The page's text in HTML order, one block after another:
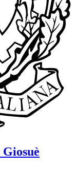
Giosuè